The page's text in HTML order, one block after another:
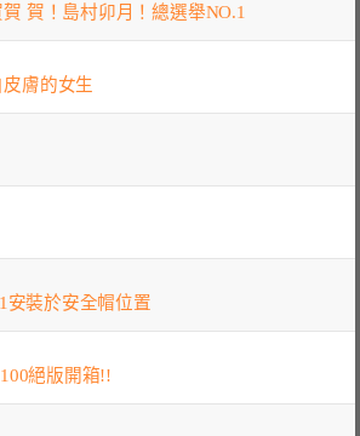
賀！島村卯月！總選舉NO.1
膚的女生
安裝於安全帽位置
絕版開箱!!